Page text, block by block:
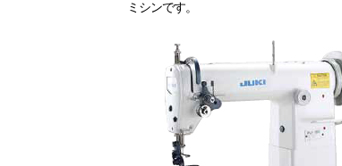
ミシンです。